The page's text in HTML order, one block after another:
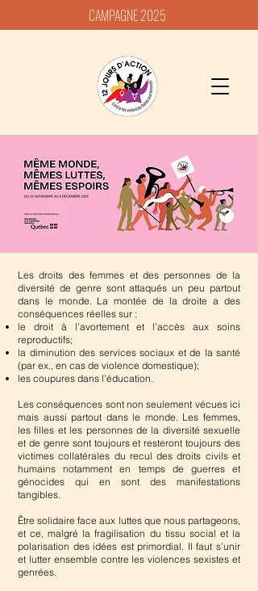
CAMPAGNE 2025
Les droits des femmes et des personnes de la
diversité de genre sont attaqués un peu partout
dans le monde. La montée de la droite a des
conséquences réelles sur :
le droit à l’avortement et l’accès aux soins
reproductifs;
la diminution des services sociaux et de la santé
(par ex., en cas de violence domestique);
les coupures dans l’éducation.
Les conséquences sont non seulement vécues ici
mais aussi partout dans le monde. Les femmes,
les filles et les personnes de la diversité sexuelle
et de genre sont toujours et resteront toujours des
victimes collatérales du recul des droits civils et
humains notamment en temps de guerres et
génocides qui en sont des manifestations
tangibles.
Être solidaire face aux luttes que nous partageons,
et ce, malgré la fragilisation du tissu social et la
polarisation des idées est primordial. Il faut s’unir
et lutter ensemble contre les violences sexistes et
genrées.